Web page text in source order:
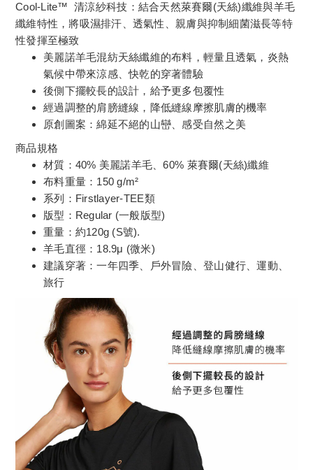
Cool-Lite™ 清涼紗科技：結合天然萊賽爾(天絲)纖維與羊毛
纖維特性，將吸濕排汗、透氣性、親膚與抑制細菌滋長等特
性發揮至極致
美麗諾羊毛混紡天絲纖維的布料，輕量且透氣，炎熱
氣候中帶來涼感、快乾的穿著體驗
後側下擺較長的設計，給予更多包覆性
經過調整的肩膀縫線，降低縫線摩擦肌膚的機率
原創圖案：綿延不絕的山巒、感受自然之美
商品規格
材質：40% 美麗諾羊毛、60% 萊賽爾(天絲)纖維
布料重量：150 g/m²
系列：Firstlayer-TEE類
版型：Regular (一般版型)
重量：約120g (S號).
羊毛直徑：18.9μ (微米)
建議穿著：一年四季、戶外冒險、登山健行、運動、
旅行